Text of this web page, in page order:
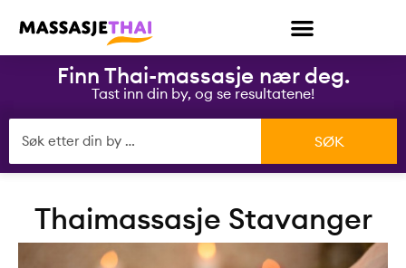
Finn Thai-massasje nær deg.
Tast inn din by, og se resultatene!
Thaimassasje Stavanger